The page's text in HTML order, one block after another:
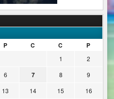
P C C P
1
2
6 7 8
9
13 14 15
16